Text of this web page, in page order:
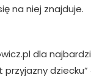
na niej znajduje.
dla
przyjazny